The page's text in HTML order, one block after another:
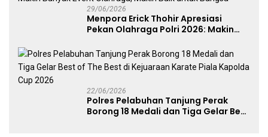
29/06/2026
Menpora Erick Thohir Apresiasi
Pekan Olahraga Polri 2026: Makin
untuk Bangsa
22/06/2026
Polres Pelabuhan Tanjung Perak
Borong 18 Medali dan Tiga Gelar Best